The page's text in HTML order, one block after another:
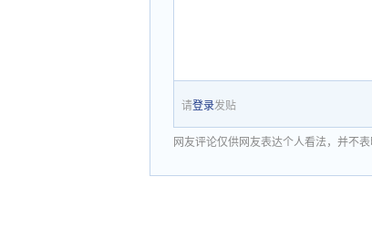
请登录发贴
网友评论仅供网友表达个人看法，并不